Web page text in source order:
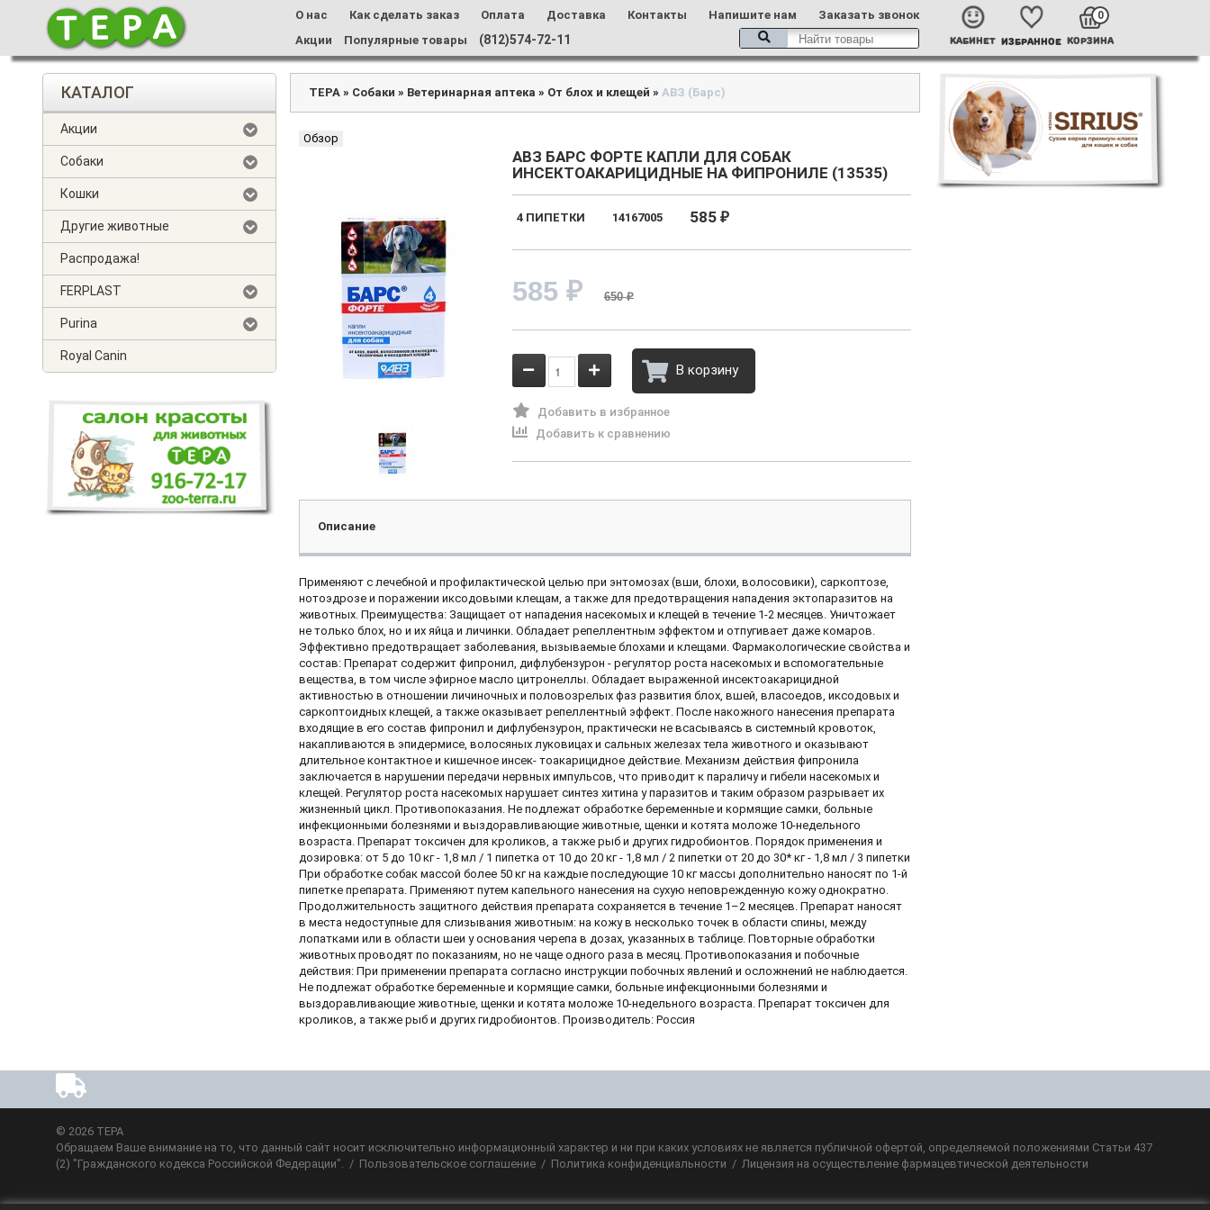
О нас Как сделать заказ Оплата Доставка Контакты Напишите нам
Заказать звонок
Акции
Популярные товары (812)574-72-11 КАБИНЕТ ИЗБРАННОЕ
0
КОРЗИНА
КАТАЛОГ
Акции
Собаки
Кошки
Другие животные
Распродажа!
FERPLAST
Purina
Royal Canin
ТЕРА » Собаки » Ветеринарная аптека » От блох и клещей »АВЗ (Барс)
Обзор
АВЗ БАРС ФОРТЕ КАПЛИ ДЛЯ СОБАК
ИНСЕКТОАКАРИЦИДНЫЕ НА ФИПРОНИЛЕ (13535)
4 ПИПЕТКИ 14167005 585 ₽
585 ₽ 650₽
В корзину
Добавить в избранное
Добавить к сравнению
Описание
Применяют с лечебной и профилактической целью при энтомозах (вши, блохи, волосовики), саркоптозе,
нотоэдрозе и поражении иксодовыми клещам, а также для предотвращения нападения эктопаразитов на
животных. Преимущества: Защищает от нападения насекомых и клещей в течение 1-2 месяцев. Уничтожает
не только блох, но и их яйца и личинки. Обладает репеллентным эффектом и отпугивает даже комаров.
Эффективно предотвращает заболевания, вызываемые блохами и клещами. Фармакологические свойства и
состав: Препарат содержит фипронил, дифлубензурон - регулятор роста насекомых и вспомогательные
вещества, в том числе эфирное масло цитронеллы. Обладает выраженной инсектоакарицидной
активностью в отношении личиночных и половозрелых фаз развития блох, вшей, власоедов, иксодовых и
саркоптоидных клещей, а также оказывает репеллентный эффект. После накожного нанесения препарата
входящие в его состав фипронил и дифлубензурон, практически не всасываясь в системный кровоток,
накапливаются в эпидермисе, волосяных луковицах и сальных железах тела животного и оказывают
длительное контактное и кишечное инсек- тоакарицидное действие. Механизм действия фипронила
заключается в нарушении передачи нервных импульсов, что приводит к параличу и гибели насекомых и
клещей. Регулятор роста насекомых нарушает синтез хитина у паразитов и таким образом разрывает их
жизненный цикл. Противопоказания. Не подлежат обработке беременные и кормящие самки, больные
инфекционными болезнями и выздоравливающие животные, щенки и котята моложе 10-недельного
возраста. Препарат токсичен для кроликов, а также рыб и других гидробионтов. Порядок применения и
дозировка: от 5 до 10 кг - 1,8 мл / 1 пипетка от 10 до 20 кг - 1,8 мл / 2 пипетки от 20 до 30* кг - 1,8 мл / 3 пипетки
При обработке собак массой более 50 кг на каждые последующие 10 кг массы дополнительно наносят по 1-й
пипетке препарата. Применяют путем капельного нанесения на сухую неповрежденную кожу однократно.
Продолжительность защитного действия препарата сохраняется в течение 1–2 месяцев. Препарат наносят
в места недоступные для слизывания животным: на кожу в несколько точек в области спины, между
лопатками или в области шеи у основания черепа в дозах, указанных в таблице. Повторные обработки
животных проводят по показаниям, но не чаще одного раза в месяц. Противопоказания и побочные
действия: При применении препарата согласно инструкции побочных явлений и осложнений не наблюдается.
Не подлежат обработке беременные и кормящие самки, больные инфекционными болезнями и
выздоравливающие животные, щенки и котята моложе 10-недельного возраста. Препарат токсичен для
кроликов, а также рыб и других гидробионтов. Производитель: Россия
© 2026 ТЕРА
Обращаем Ваше внимание на то, что данный сайт носит исключительно информационный характер и ни при каких условиях не является публичной офертой, определяемой положениями Статьи 437
(2) "Гражданского кодекса Российской Федерации". / Пользовательское соглашение / Политика конфиденциальности / Лицензия на осуществление фармацевтической деятельности